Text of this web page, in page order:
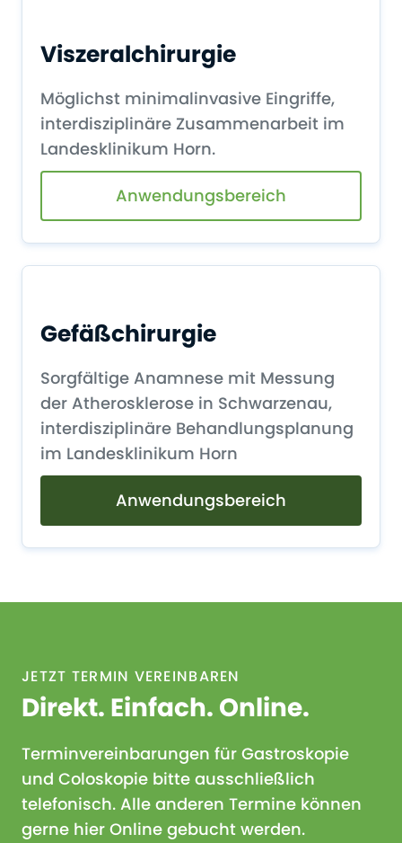
Viszeralchirurgie
Möglichst minimalinvasive Eingriffe,
interdisziplinäre Zusammenarbeit im
Landesklinikum Horn.
Anwendungsbereich
Gefäßchirurgie
Sorgfältige Anamnese mit Messung
der Atherosklerose in Schwarzenau,
interdisziplinäre Behandlungsplanung
im Landesklinikum Horn
Anwendungsbereich
JETZT TERMIN VEREINBAREN
Direkt. Einfach. Online.
Terminvereinbarungen für Gastroskopie
und Coloskopie bitte ausschließlich
telefonisch. Alle anderen Termine können
gerne hier Online gebucht werden.